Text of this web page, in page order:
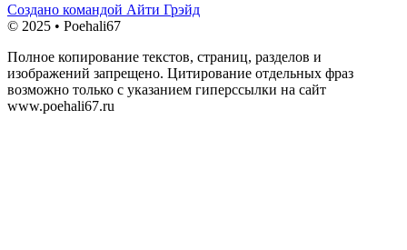
Создано командой Айти Грэйд
© 2025 • Poehali67
Полное копирование текстов, страниц, разделов и
изображений запрещено. Цитирование отдельных фраз
возможно только с указанием гиперссылки на сайт
www.poehali67.ru